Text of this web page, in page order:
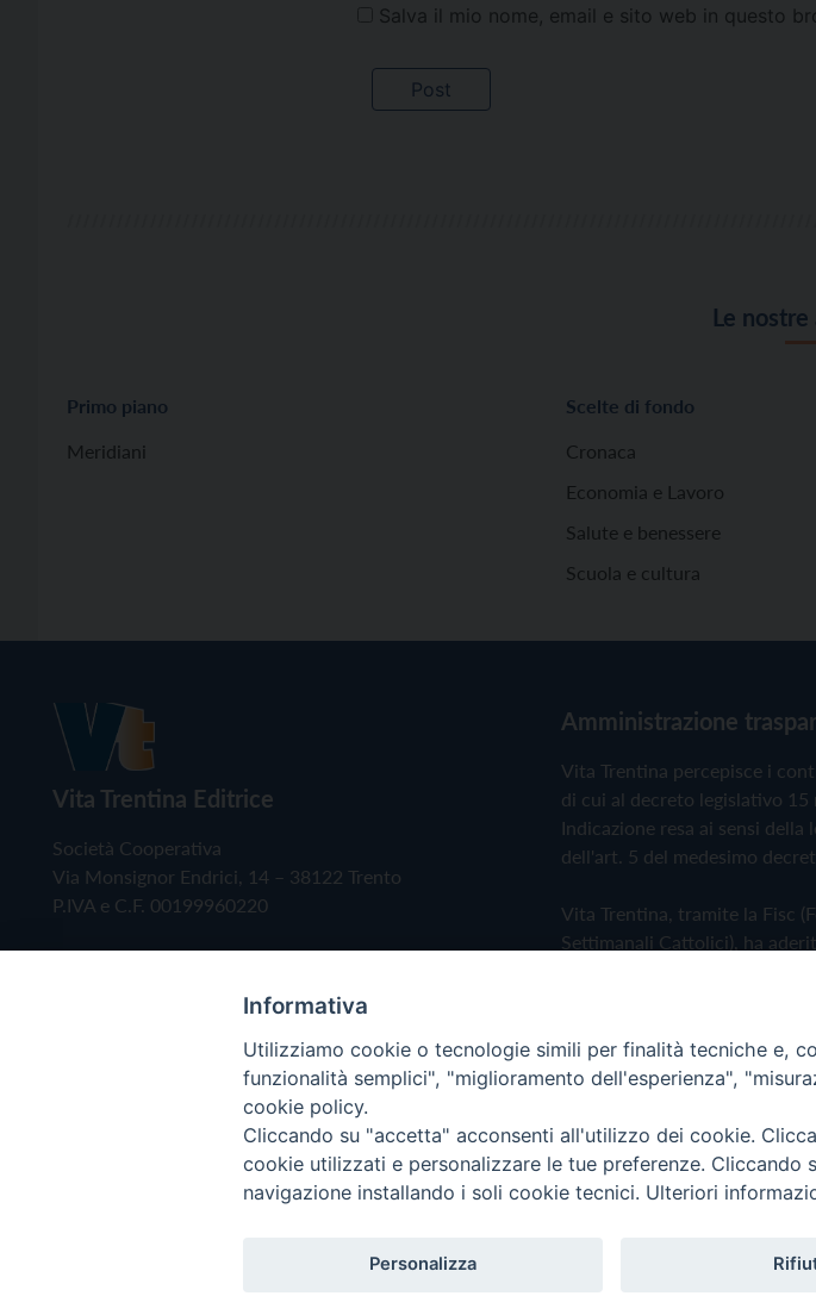
Salva il mio nome, email e sito web in questo
Le
Primo piano
Meridiani
Scelte di fondo
Cronaca
Economia e Lavoro
Salute e benessere
Scuola e cultura
Vita Trentina Editrice
Società Cooperativa
Via Monsignor Endrici, 14 – 38122 Trento
P.IVA e C.F. 00199960220
Amministrazione
Vita Trentina percepisce i
di cui al decreto legislativo 15
Indicazione resa ai sensi della
dell'art. 5 del medesimo
Vita Trentina, tramite la Fisc
Settimanali Cattolici), ha
Privacy Policy Cookie Policy
Copyright © 2019 - Tutti i diritti riservati - Vita Trentina Editrice
Informativa
Utilizziamo cookie o tecnologie simili per finalità tecniche e,
funzionalità semplici", "miglioramento dell'esperienza",
cookie policy.
Cliccando su "accetta" acconsenti all'utilizzo dei cookie.
cookie utilizzati e personalizzare le tue preferenze.
navigazione installando i soli cookie tecnici. Ulteriori
Personalizza